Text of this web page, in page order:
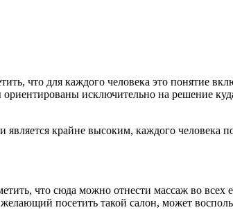
что для каждого человека это понятие
исключительно на решение
крайне высоким, каждого человека
что сюда можно отнести массаж во всех
посетить такой салон, может